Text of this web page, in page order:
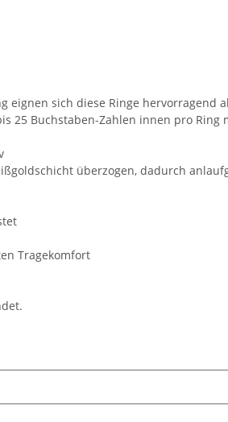
eignen sich diese Ringe hervorragend
25 Buchstaben-Zahlen innen pro Ring
überzogen, dadurch
Tragekomfort